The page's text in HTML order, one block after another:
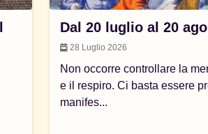
Dal 20 luglio al 20
28 Luglio 2026
Non occorre controllare la
e il respiro. Ci basta essere
manifes...